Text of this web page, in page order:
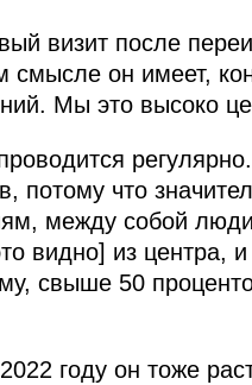
визит после
он имеет,
Мы это высоко
потому что
между собой
видно] из центра,
свыше 50
году он тоже